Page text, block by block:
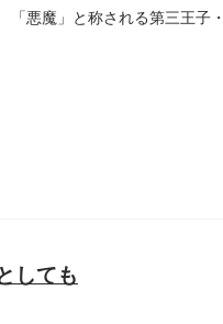
悪魔」と称される第三王子
しても